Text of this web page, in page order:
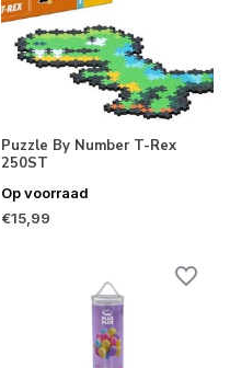
Puzzle By Number T-Rex
250ST
Op voorraad
€15,99